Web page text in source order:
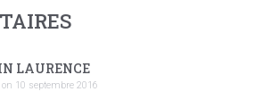
LAURENCE
10 septembre 2016